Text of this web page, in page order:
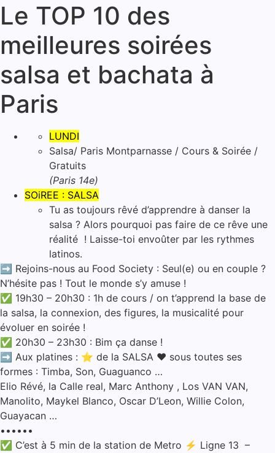
Le TOP 10 des
meilleures soirées
salsa et bachata à
Paris
LUNDI
Salsa/ Paris Montparnasse / Cours & Soirée /
Gratuits
(Paris 14e)
SOiREE : SALSA
Tu as toujours rêvé d’apprendre à danser la
salsa ? Alors pourquoi pas faire de ce rêve une
réalité ! Laisse-toi envoûter par les rythmes
latinos.
➡️ Rejoins-nous au Food Society : Seul(e) ou en couple ?
N’hésite pas ! Tout le monde s’y amuse !
✅ 19h30 – 20h30 : 1h de cours / on t’apprend la base de
la salsa, la connexion, des figures, la musicalité pour
évoluer en soirée !
✅ 20h30 – 23h30 : Bim ça danse !
➡️ Aux platines : ⭐ de la SALSA ❤️‍ sous toutes ses
formes : Timba, Son, Guaguanco …
Elio Révé, la Calle real, Marc Anthony , Los VAN VAN,
Manolito, Maykel Blanco, Oscar D’Leon, Willie Colon,
Guayacan …
••••••
✅ C’est à 5 min de la station de Metro ⚡ Ligne 13 –